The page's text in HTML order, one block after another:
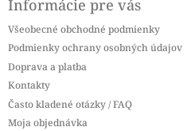
Informácie pre vás
Všeobecné obchodné podmienky
Podmienky ochrany osobných údajov
Doprava a platba
Kontakty
Často kladené otázky / FAQ
Moja objednávka